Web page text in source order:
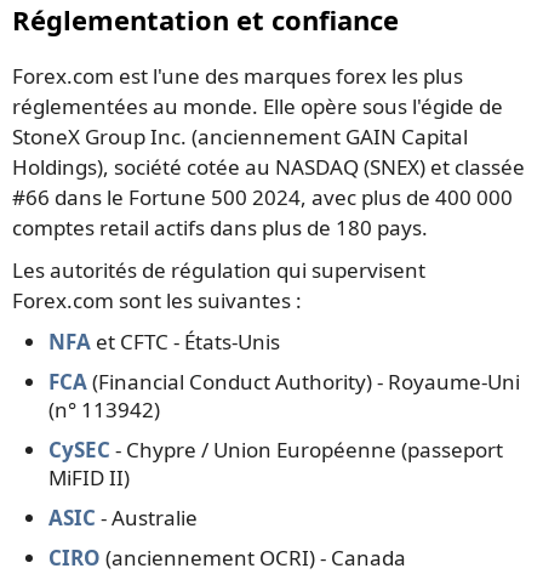
Réglementation et confiance
Forex.com est l'une des marques forex les plus
réglementées au monde. Elle opère sous l'égide de
StoneX Group Inc. (anciennement GAIN Capital
Holdings), société cotée au NASDAQ (SNEX) et classée
#66 dans le Fortune 500 2024, avec plus de 400 000
comptes retail actifs dans plus de 180 pays.
Les autorités de régulation qui supervisent
Forex.com sont les suivantes :
NFA et CFTC - États-Unis
FCA(Financial Conduct Authority) - Royaume-Uni
(n° 113942)
CySEC - Chypre / Union Européenne (passeport
MiFID II)
ASIC - Australie
CIRO (anciennement OCRI) - Canada